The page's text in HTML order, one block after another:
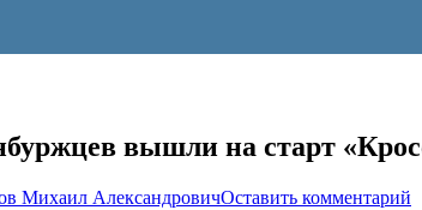
вышли на старт
Михаил АлександровичОставить комментарий